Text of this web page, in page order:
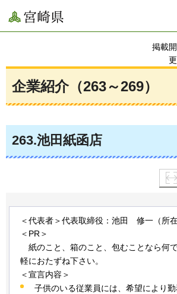
宮崎県
掲載
企業紹介（263～269）
263.池田紙函店
＜代表者＞代表取締役：池田 修一（所
＜PR＞
紙のこと、箱のこと、包むことなら何
軽におたずね下さい。
＜宣言内容＞
子供のいる従業員には、希望により